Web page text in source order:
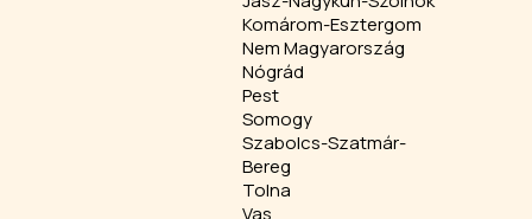
Komárom-Esztergom
Nem Magyarország
Nógrád
Pest
Somogy
Szabolcs-Szatmár-
Bereg
Tolna
Vas